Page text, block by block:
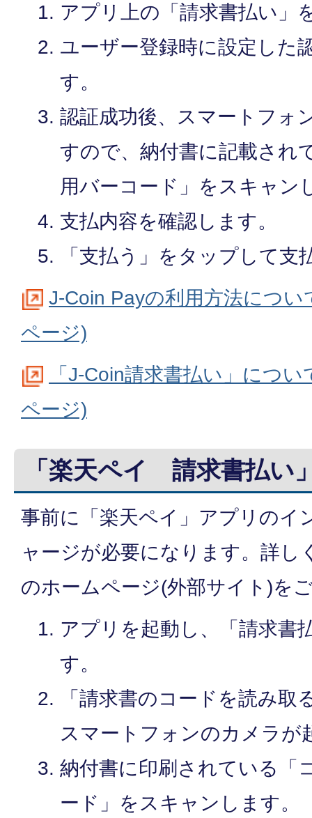
アプリ上の「請求書払い」
ユーザー登録時に設定した
す。
認証成功後、スマートフォ
すので、納付書に記載され
用バーコード」をスキャン
支払内容を確認します。
「支払う」をタップして支
J-Coin Payの利用方法につ
ページ)
「J-Coin請求書払い」につ
ページ)
「楽天ペイ 請求書払い
事前に「楽天ペイ」アプリのイ
ャージが必要になります。詳し
のホームページ(外部サイト)を
アプリを起動し、「請求書
す。
「請求書のコードを読み
スマートフォンのカメラが
納付書に印刷されている「
ード」をスキャンします。